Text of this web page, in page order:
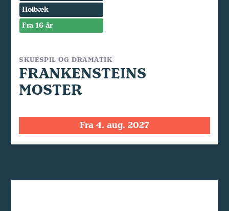
Holbæk
Fra 16 år
SKUESPIL OG DRAMATIK
FRANKENSTEINS
MOSTER
Fra 4. aug. 2027